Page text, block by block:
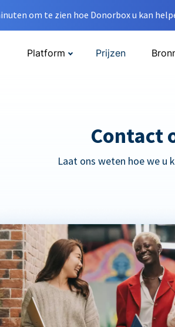
om te zien hoe Donorbox u kan
Platform Prijzen
Contact
Laat ons weten hoe we u